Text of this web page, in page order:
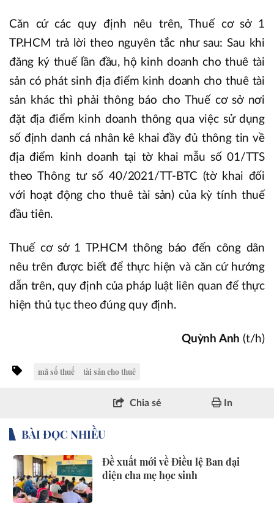
Căn cứ các quy định nêu trên, Thuế cơ sở 1
TP.HCM trả lời theo nguyên tắc như sau: Sau khi
đăng ký thuế lần đầu, hộ kinh doanh cho thuê tài
sản có phát sinh địa điểm kinh doanh cho thuê tài
sản khác thì phải thông báo cho Thuế cơ sở nơi
đặt địa điểm kinh doanh thông qua việc sử dụng
số định danh cá nhân kê khai đầy đủ thông tin về
địa điểm kinh doanh tại tờ khai mẫu số 01/TTS
theo Thông tư số 40/2021/TT-BTC (tờ khai đối
với hoạt động cho thuê tài sản) của kỳ tính thuế
đầu tiên.
Thuế cơ sở 1 TP.HCM thông báo đến công dân
nêu trên được biết để thực hiện và căn cứ hướng
dẫn trên, quy định của pháp luật liên quan để thực
hiện thủ tục theo đúng quy định.
Quỳnh Anh (t/h)
mã số thuế tài sản cho thuê
Chia sẻ In
BÀI ĐỌC NHIỀU
Đề xuất mới về Điều lệ Ban đại
diện cha mẹ học sinh